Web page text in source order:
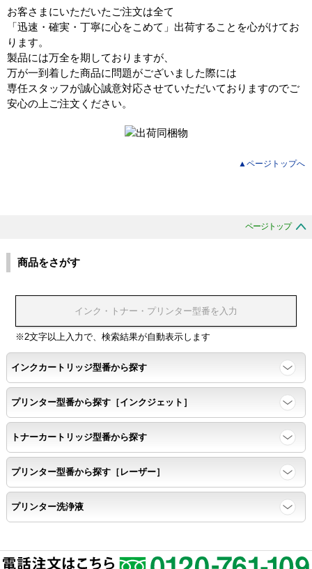
お客さまにいただいたご注文は全て
「迅速・確実・丁寧に心をこめて」出荷することを心がけてお
ります。
製品には万全を期しておりますが、
万が一到着した商品に問題がございました際には
専任スタッフが誠心誠意対応させていただいておりますのでご
安心の上ご注文ください。
▲ページトップへ
ページトップ
商品をさがす
※2文字以上入力で、検索結果が自動表示します
インクカートリッジ型番から探す
プリンター型番から探す［インクジェット］
トナーカートリッジ型番から探す
プリンター型番から探す［レーザー］
プリンター洗浄液